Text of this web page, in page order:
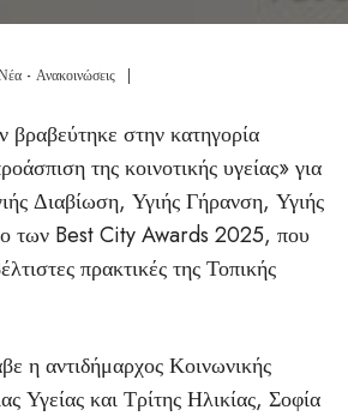
- Ανακοινώσεις |
στην κατηγορία
της κοινοτικής υγείας» για
Διαβίωση, Υγιής Γήρανση, Υγιής
των Best City Awards 2025, που
πρακτικές της Τοπικής
η αντιδήμαρχος Κοινωνικής
Υγείας και Τρίτης Ηλικίας, Σοφία